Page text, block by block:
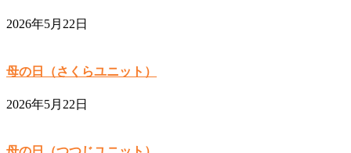
2026年5月22日
母の日（さくらユニット）
2026年5月22日